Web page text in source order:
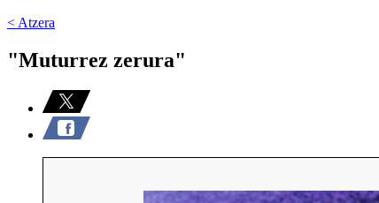
< Atzera
"Muturrez zerura"